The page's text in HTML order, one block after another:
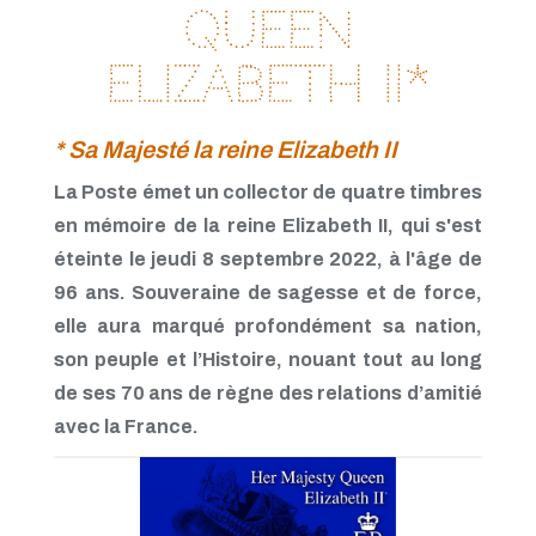
Février 2021
Novembre 2020
Octobre 2020
Août 2020
Juin 2020
Avril 2020
Mars 2020
QUEEN
ELIZABETH II*
* Sa Majesté la reine Elizabeth II
La Poste émet un collector de quatre timbres
en mémoire de la reine Elizabeth II, qui s'est
éteinte le jeudi 8 septembre 2022, à l'âge de
96 ans. Souveraine de sagesse et de force,
elle aura marqué profondément sa nation,
son peuple et l’Histoire, nouant tout au long
de ses 70 ans de règne des relations d’amitié
avec la France.